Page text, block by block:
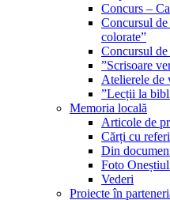
Concurs –
Concursul de
colorate”
Concursul de
”Scrisoare
Atelierele de
”Lecții la
Memoria locală
Articole de
Cărți cu
Din
Foto
Vederi
Proiecte în